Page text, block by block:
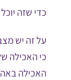
כדי שזה
על זה יש
כי האכילה
האכילה